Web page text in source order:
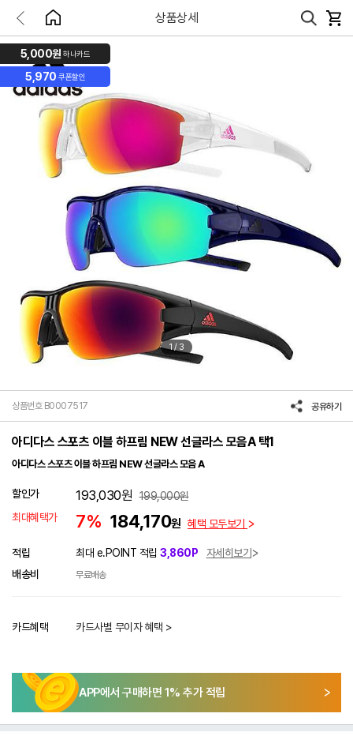
상품상세
5,000원 하나카드
5,970 쿠폰할인
1/ 3
상품번호 B0007517 공유하기
아디다스 스포츠 이블 하프림 NEW 선글라스 모음A 택1
아디다스 스포츠 이블 하프림 NEW 선글라스 모음 A
할인가 193,030원 199,000원
최대혜택가
7% 184,170원 혜택 모두보기
적립 최대 e.POINT 적립 3,860P
자세히보기
배송비
무료배송
카드혜택 카드사별 무이자 혜택 >
APP에서 구매하면 1% 추가 적립